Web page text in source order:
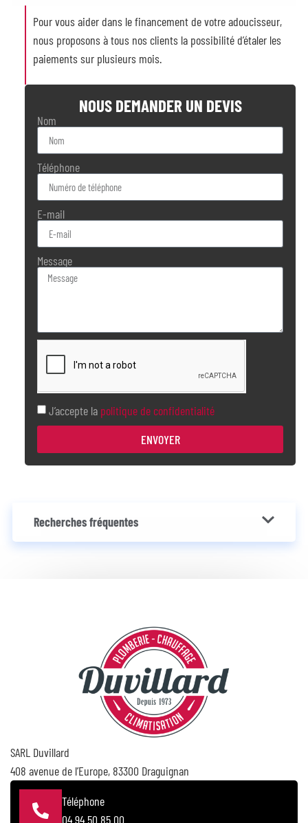
Pour vous aider dans le financement de votre adoucisseur,
nous proposons à tous nos clients la possibilité d’étaler les
paiements sur plusieurs mois.
NOUS DEMANDER UN DEVIS
Nom
Téléphone
E-mail
Message
J’accepte la politique de confidentialité
ENVOYER
Recherches fréquentes
SARL Duvillard
408 avenue de l’Europe, 83300 Draguignan
Téléphone
04 94 50 85 00